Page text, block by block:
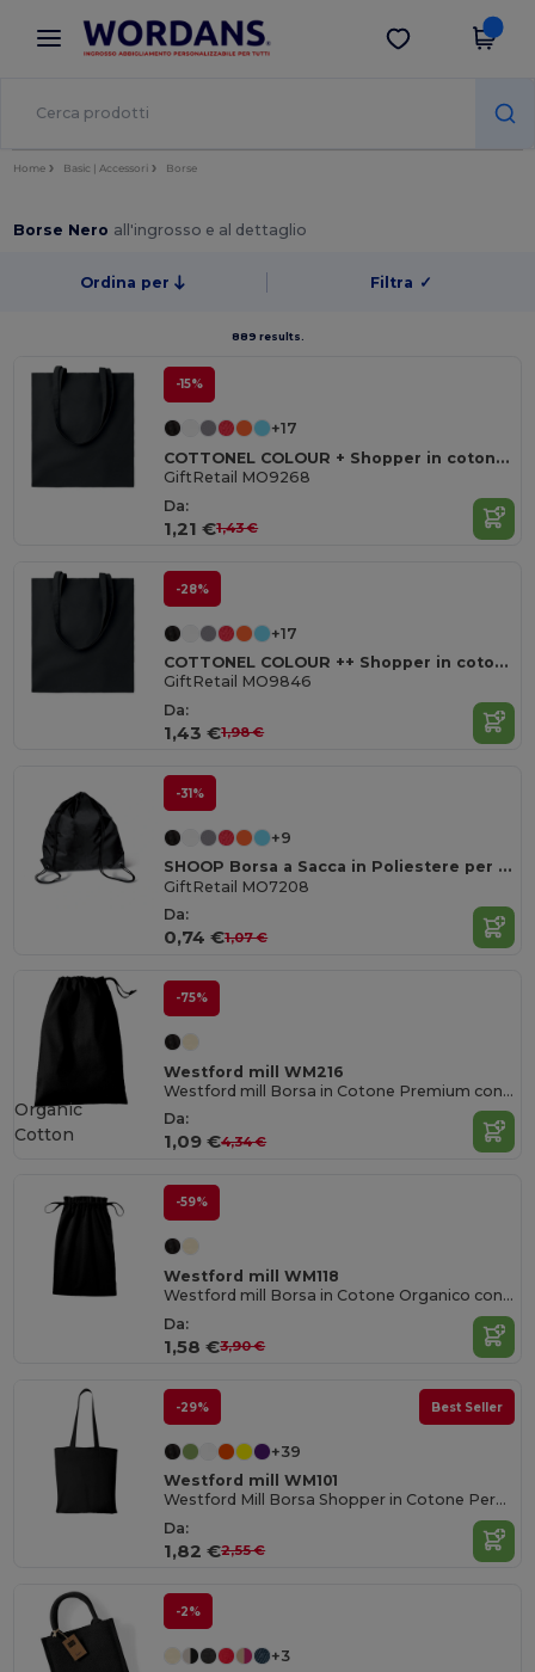
× App Wordans
Prezzi migliori sull'app!
Scarica app
Home Basic | Accessori Borse
Borse Nero all'ingrosso e al dettaglio
Ordina per Filtra ✓
889 results.
-15%
+17
COTTONEL COLOUR + Shopper in cotone 140gr
GiftRetail MO9268
Da:
1,21 €1,43 €
-28%
+17
COTTONEL COLOUR ++ Shopper in cotone da 180gr MO9846-
GiftRetail MO9846
Da:
1,43 €1,98 €
-31%
+9
SHOOP Borsa a Sacca in Poliestere per Escursioni
GiftRetail MO7208
Da:
0,74 €1,07 €
-75%
Westford mill WM216
Westford mill Borsa in Cotone Premium con Chiusura a Cordoncino
Da:
1,09 €4,34 €
Organic
Cotton
-59%
Westford mill WM118
Westford mill Borsa in Cotone Organico con Chiusura a Coulisse
Da:
1,58 €3,90 €
-29% Best Seller
+39
Westford mill WM101
Westford Mill Borsa Shopper in Cotone Personalizzabile
Da:
1,82 €2,55 €
-2%
+3